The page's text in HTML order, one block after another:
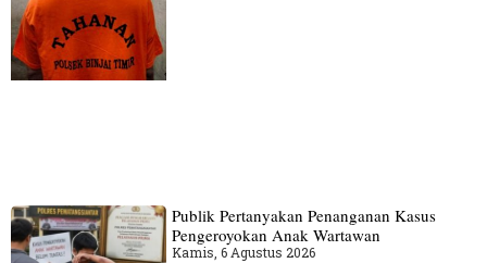
Publik Pertanyakan Penanganan Kasus
Pengeroyokan Anak Wartawan
Kamis, 6 Agustus 2026